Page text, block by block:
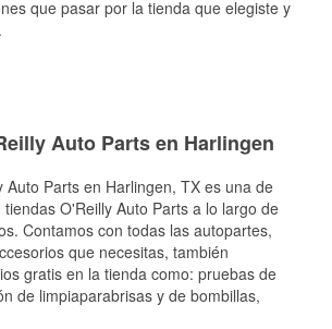
que pasar por la tienda que elegiste y
Auto Parts en Harlingen
Auto Parts en Harlingen, TX es una de
O'Reilly Auto Parts a lo largo de
Contamos con todas las autopartes,
que necesitas, también
gratis en la tienda como: pruebas de
de limpiaparabrisas y de bombillas,